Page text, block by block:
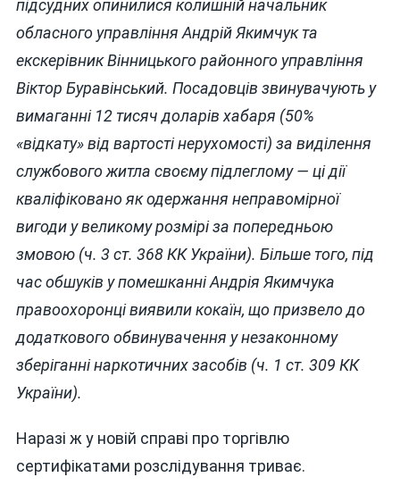
підсудних опинилися колишній начальник
обласного управління Андрій Якимчук та
екскерівник Вінницького районного управління
Віктор Буравінський. Посадовців звинувачують у
вимаганні 12 тисяч доларів хабаря (50%
«відкату» від вартості нерухомості) за виділення
службового житла своєму підлеглому — ці дії
кваліфіковано як одержання неправомірної
вигоди у великому розмірі за попередньою
змовою (ч. 3 ст. 368 КК України). Більше того, під
час обшуків у помешканні Андрія Якимчука
правоохоронці виявили кокаїн, що призвело до
додаткового обвинувачення у незаконному
зберіганні наркотичних засобів (ч. 1 ст. 309 КК
України).
Наразі ж у новій справі про торгівлю
сертифікатами розслідування триває.